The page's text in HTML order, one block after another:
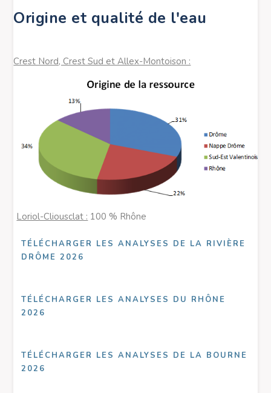
Origine et qualité de l'eau
Crest Nord, Crest Sud et Allex-Montoison :
Loriol-Cliousclat : 100 % Rhône
TÉLÉCHARGER LES ANALYSES DE LA RIVIÈRE
DRÔME 2026
TÉLÉCHARGER LES ANALYSES DU RHÔNE
2026
TÉLÉCHARGER LES ANALYSES DE LA BOURNE
2026